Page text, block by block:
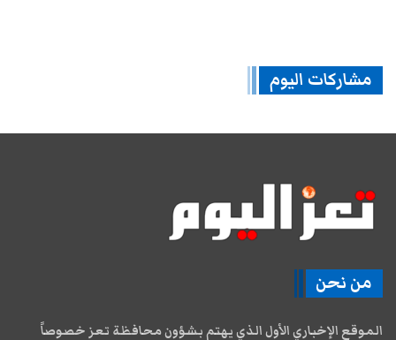
مشاركات اليوم
من نحن
الموقع الإخباري الأول الذي يهتم بشؤون محافظة تعز خصوصاً